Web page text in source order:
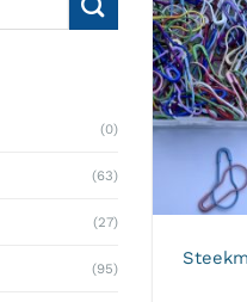
(0)
(63)
(27)
(95)